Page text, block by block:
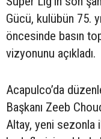
Gücü, kulübün 75.
öncesinde basın
vizyonunu açıkladı.
Acapulco’da
Başkanı Zeeb
Altay, yeni sezonla